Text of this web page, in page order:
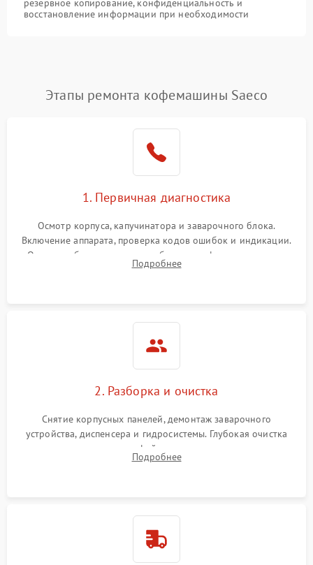
восстановление информации при необходимости
Этапы ремонта кофемашины Saeco
1. Первичная диагностика
Осмотр корпуса, капучинатора и заварочного блока.
Включение аппарата, проверка кодов ошибок и индикации.
Оценка работы помпы, термоблока и кофемолки на слух.
Измерение температуры и давления воды для выявления
Подробнее
2. Разборка и очистка
Снятие корпусных панелей, демонтаж заварочного
устройства, диспенсера и гидросистемы. Глубокая очистка
внутренних узлов от кофейных масел, жмыха и накипи.
Промывка дренажных каналов и фильтров с использованием
Подробнее